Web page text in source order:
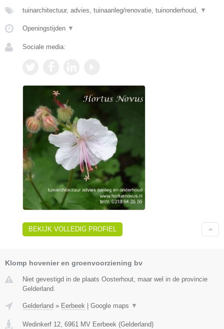
tuinarchitectuur, advies, tuinaanleg/renovatie, tuinonderhoud, ▼
Openingstijden ▼
Sociale media:
BEKIJK VOLLEDIG PROFIEL
Klomp hovenier en groenvoorziening bv
Niet gevestigd in de plaats Oosterhout, maar wel in de provincie
Gelderland.
Gelderland » Eerbeek Google maps ▼
Wedinkerf 12, 6961 MV Eerbeek (Gelderland)